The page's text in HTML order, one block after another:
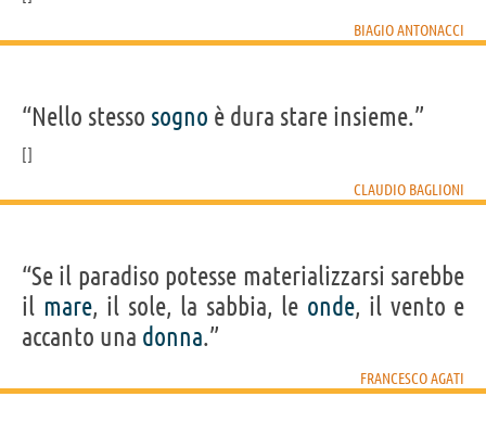
BIAGIO ANTONACCI
“Nello stesso sogno è dura stare insieme.”
CLAUDIO BAGLIONI
“Se il paradiso potesse materializzarsi sarebbe
il mare, il sole, la sabbia, le onde, il vento e
accanto una donna.”
FRANCESCO AGATI